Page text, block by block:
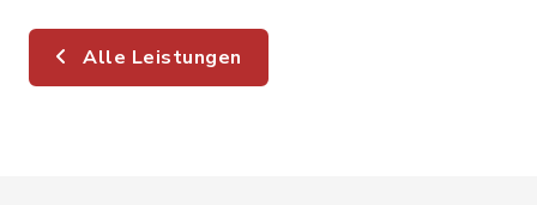
Alle Leistungen